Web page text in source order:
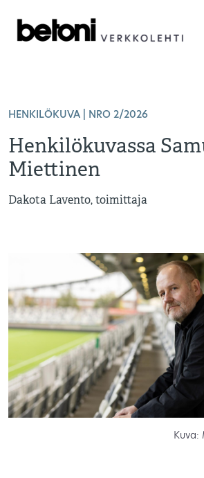
HENKILÖKUVA | NRO 2/2026
Henkilökuvassa
Miettinen
Dakota Lavento, toimittaja
Kuva: